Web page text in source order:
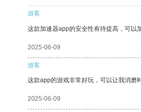
游客
这款加速器app的安全性有待提高，可以
2025-06-09
游客
这款app的游戏非常好玩，可以让我消磨时
2025-06-09